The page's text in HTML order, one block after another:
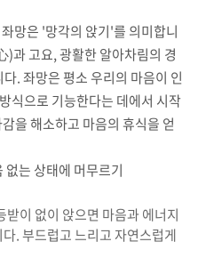
망은 '망각의 앉기'를 의미합니
과 고요, 광활한 알아차림의 경
. 좌망은 평소 우리의 마음이 인
식으로 기능한다는 데에서 시작
을 해소하고 마음의 휴식을 얻
는 상태에 머무르기
이 없이 앉으면 마음과 에너지
. 부드럽고 느리고 자연스럽게